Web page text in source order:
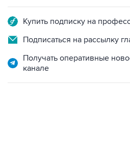
Купить подписку на
Подписаться на рассылку
Получать оперативные
канале